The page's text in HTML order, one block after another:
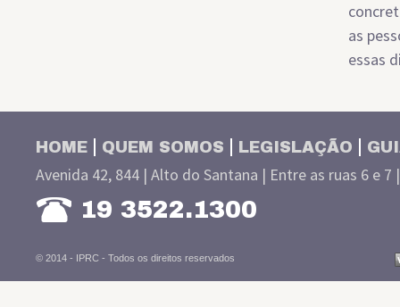
as
essas
HOME QUEM SOMOS LEGISLAÇÃO
Avenida 42, 844 | Alto do Santana | Entre as ruas 6 e 7
19 3522.1300
© 2014 - IPRC - Todos os direitos reservados